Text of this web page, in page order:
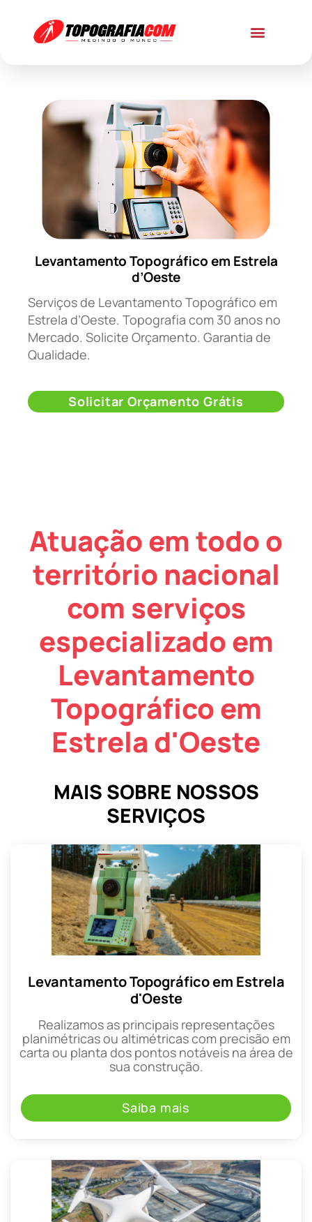
Levantamento Topográfico em Estrela
d’Oeste
Serviços de Levantamento Topográfico em
Estrela d’Oeste. Topografia com 30 anos no
Mercado. Solicite Orçamento. Garantia de
Qualidade.
Solicitar Orçamento Grátis
Atuação em todo o
território nacional
com serviços
especializado em
Levantamento
Topográfico em
Estrela d'Oeste
MAIS SOBRE NOSSOS
SERVIÇOS
Levantamento Topográfico em Estrela
d'Oeste
Realizamos as principais representações
planimétricas ou altimétricas com precisão em
carta ou planta dos pontos notáveis na área de
sua construção.
Saiba mais